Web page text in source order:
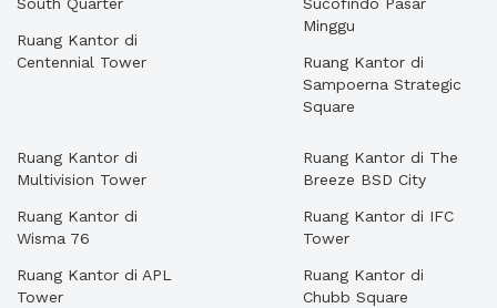
Ruang Kantor di
Centennial Tower
Minggu
Ruang Kantor di
Sampoerna Strategic
Square
Ruang Kantor di
Multivision Tower
Ruang Kantor di
Wisma 76
Ruang Kantor di APL
Tower
Ruang Kantor di The
Breeze BSD City
Ruang Kantor di IFC
Tower
Ruang Kantor di
Chubb Square